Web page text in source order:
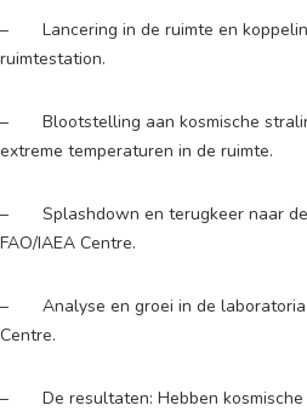
– Lancering in de ruimte en
ruimtestation.
– Blootstelling aan kosmische
extreme temperaturen in de ruimte.
– Splashdown en terugkeer naar de
FAO/IAEA Centre.
– Analyse en groei in de laboratoria
Centre.
– De resultaten: Hebben kosmische